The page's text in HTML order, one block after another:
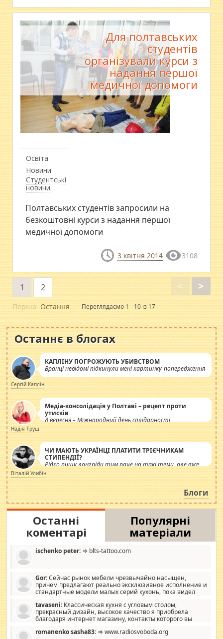
Освіта
Новини
Студентські
новини
Для полтавських
студентів
організували курси з
надання першої
медичної допомоги
Полтавських студентів запросили на
безкоштовні курси з надання першої
медичної допомоги
3 квітня 2014 3108
Перша
<
1 2 >
Остання Переглядаємо 1 - 10 із 17
Останнє в блогах
КАПЛІНУ ПОГРОЖУЮТЬ УБИВСТВОМ
Вранці невідомі підкинули мені картинку-попередження
Сергій Каплін
Медіа-консолідація у Полтаві – рецепт проти
утисків
8 вересня – Міжнародний день солідарності
журналістів.
Надія Труш
ЧИ МАЮТЬ УКРАЇНЦІ ПЛАТИТИ ТРІЄЧНИКАМ
СТИПЕНДІЇ?
Рідко пишу лонгріди тим паче на такі теми, але вже
просто дістало! Обурюють сьогоднішні інсенуації
навколо стипендіального питання. Штучно
роздувається ще одна соціальна катастрофа.
Віталій Улибін
Блоги
Останні
коментарі
Популярні
матеріали
ischenko peter: ⇒ blts-tattoo.com
Gor:Сейчас рынок мебели чрезвычайно насыщен,
причем предлагают реально эксклюзивное исполнение и
стандартные модели малых серий кухонь, пока видел
стандартные формы, в MebelOk, креативненько и что главное -
со вкусом все в порядке, без ненужных наворотов удорожающих
мебель, а это не последний фактор.
tavaseni: Классическая кухня с угловым столом,
прекрасный дизайн, высокое качество я приобрела
благодаря интернет магазину, контакты которого вы
romanenko sasha83: ⇒ www.radiosvoboda.org